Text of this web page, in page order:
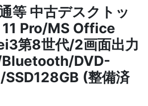
等 中古デスクトッ
Pro/MS Office
第8世代/2画面出力
DVD-
(整備済